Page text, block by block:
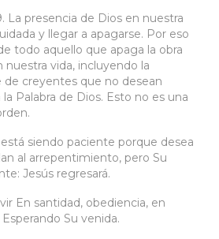
La presencia de Dios en nuestra
y llegar a apagarse. Por eso
todo aquello que apaga la obra
nuestra vida, incluyendo la
creyentes que no desean
Palabra de Dios. Esto no es una
siendo paciente porque desea
al arrepentimiento, pero Su
Jesús regresará.
En santidad, obediencia, en
Su venida.